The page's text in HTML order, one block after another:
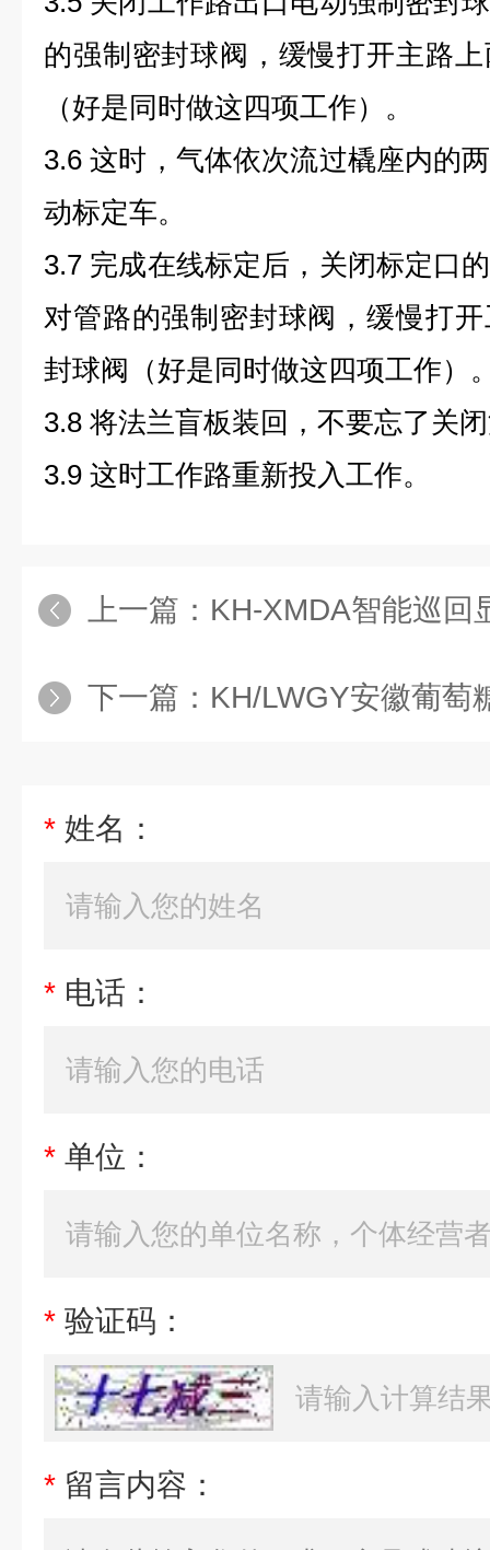
的强制密封球阀，缓慢打开主路
（好是同时做这四项工作）。
3.6 这时，气体依次流过橇座内的
动标定车。
3.7 完成在线标定后，关闭标定口
对管路的强制密封球阀，缓慢打
封球阀（好是同时做这四项工作）
3.8 将法兰盲板装回，不要忘了关
3.9 这时工作路重新投入工作。
上一篇： KH-XMDA智能巡回
下一篇： KH/LWGY安徽葡萄糖
* 姓名：
* 电话：
* 单位：
* 验证码：
* 留言内容：